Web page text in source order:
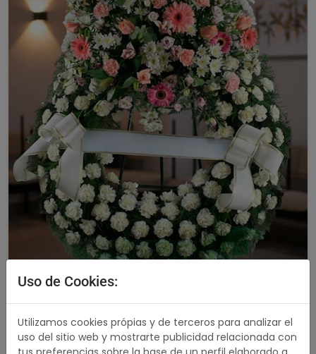
Corona Funeraria cabezal de tonos claros
4.93 / 5
242,00 € Comprar
Uso de Cookies:
Utilizamos cookies própias y de terceros para analizar el
uso del sitio web y mostrarte publicidad relacionada con